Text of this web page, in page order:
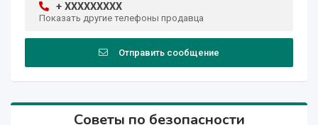
+ XXXXXXXXX
Показать другие телефоны продавца
Отправить сообщение
Советы по безопасности